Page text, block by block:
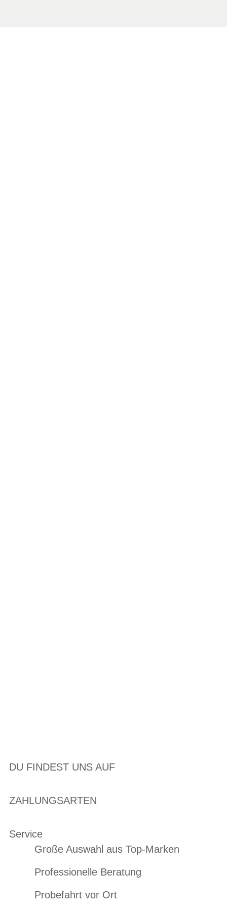
DU FINDEST UNS AUF
ZAHLUNGSARTEN
Service
Große Auswahl aus Top-Marken
Professionelle Beratung
Probefahrt vor Ort